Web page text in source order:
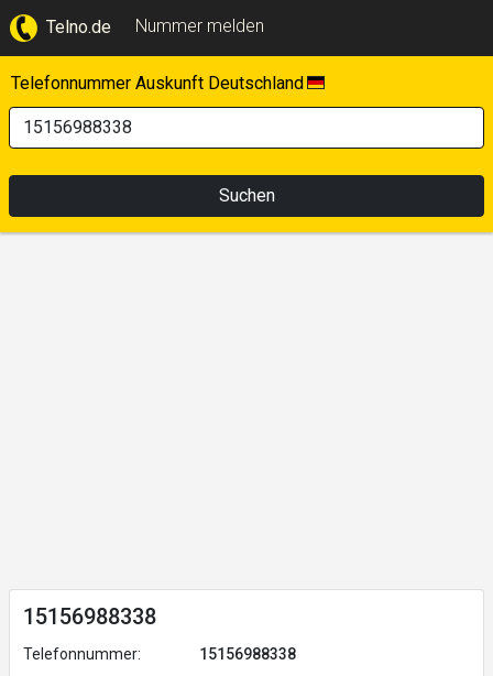
Telno.de Nummer melden
Telefonnummer Auskunft Deutschland
Suchen
15156988338
Telefonnummer:
15156988338